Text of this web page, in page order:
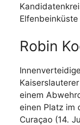
Robin
einem
einen Platz im
Curaçao (14.